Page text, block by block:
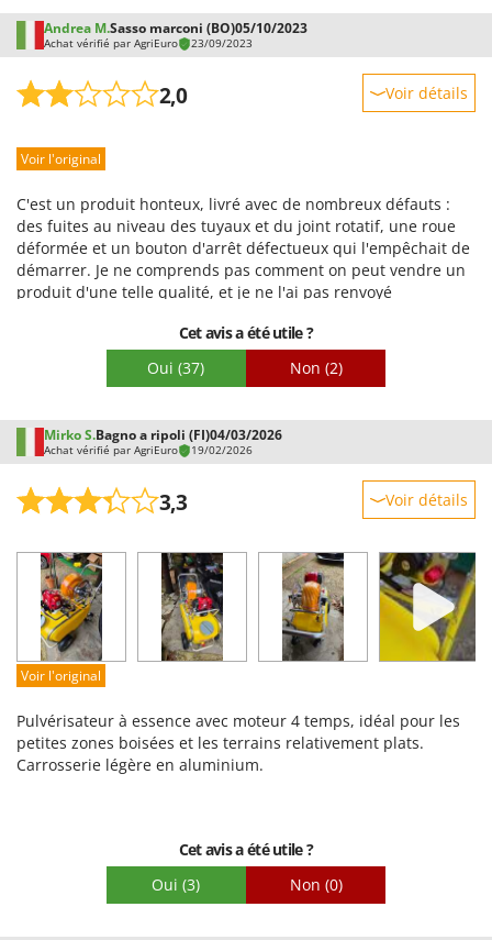
Andrea M.Sasso marconi (BO)05/10/2023
Achat vérifié par AgriEuro 23/09/2023
2,0 Voir détails
Prestations
Qualité / Prix
Facilité de montage
Emballage
Voir l'original
C'est un produit honteux, livré avec de nombreux défauts :
des fuites au niveau des tuyaux et du joint rotatif, une roue
déformée et un bouton d'arrêt défectueux qui l'empêchait de
démarrer. Je ne comprends pas comment on peut vendre un
produit d'une telle qualité, et je ne l'ai pas renvoyé
réparer les défauts moi-même. Je ne crois pas que vendre
des produits de cette qualité soit à l'avantage de votre
Cet avis a été utile ?
Oui (37) Non (2)
Mirko S.Bagno a ripoli (FI)04/03/2026
Achat vérifié par AgriEuro 19/02/2026
3,3 Voir détails
Prestations
Facilité d'utilisation
Qualité / Prix
Facilité de montage
Voir l'original
Pulvérisateur à essence avec moteur 4 temps, idéal pour les
petites zones boisées et les terrains relativement plats.
Carrosserie légère en aluminium.
Cet avis a été utile ?
Oui (3) Non (0)